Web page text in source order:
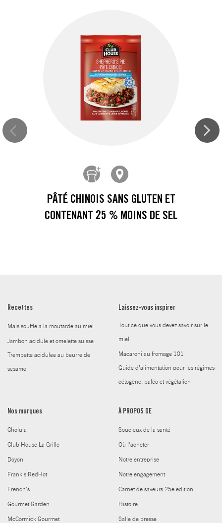
PÂTÉ CHINOIS SANS GLUTEN ET
CONTENANT 25 % MOINS DE SEL
Recettes
Mais souffle a la moutarde au miel
Jambon acidule et omelette suisse
Trempette acidulee au beurre de
sesame
Laissez-vous inspirer
Tout ce que vous devez savoir sur le
miel
Macaroni au fromage 101
Guide d’alimentation pour les régimes
cétogène, paléo et végétalien
Nos marques
Cholula
Club House La Grille
Doyon
Frank's RedHot
French's
Gourmet Garden
McCormick Gourmet
À PROPOS DE
Soucieux de la santé
Où l'acheter
Notre entreprise
Notre engagement
Carnet de saveurs 25e edition
Histoire
Salle de presse